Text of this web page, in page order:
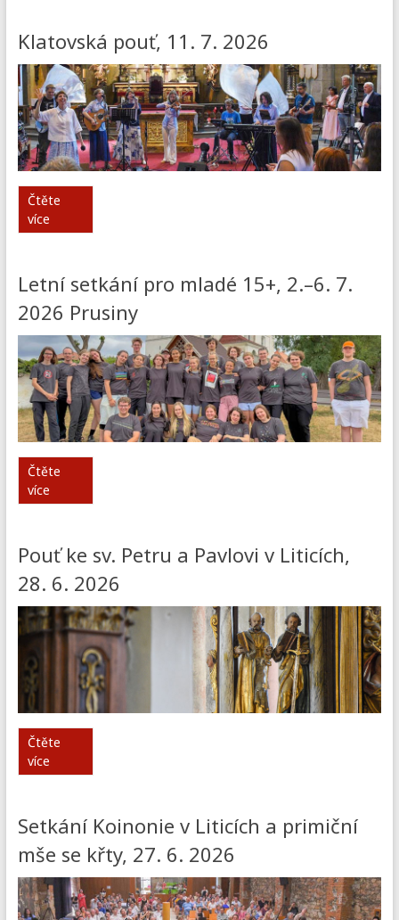
Klatovská pouť, 11. 7. 2026
Čtěte
více
Letní setkání pro mladé 15+, 2.–6. 7.
2026 Prusiny
Čtěte
více
Pouť ke sv. Petru a Pavlovi v Liticích,
28. 6. 2026
Čtěte
více
Setkání Koinonie v Liticích a primiční
mše se křty, 27. 6. 2026